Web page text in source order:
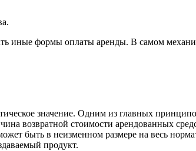
иные формы оплаты аренды. В самом
значение. Одним из главных
возвратной стоимости арендованных
быть в неизменном размере на весь
продукт.